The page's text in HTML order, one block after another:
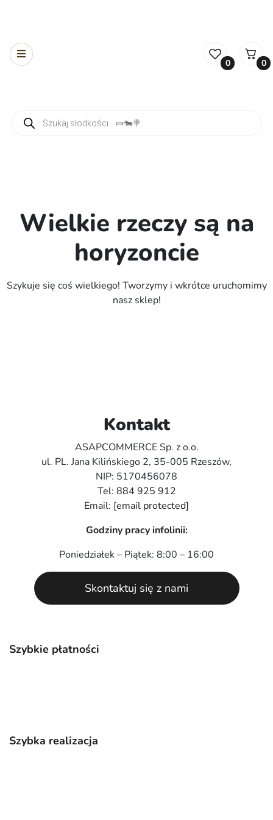
0 0
Wielkie rzeczy są na
horyzoncie
Szykuje się coś wielkiego! Tworzymy i wkrótce uruchomimy
nasz sklep!
Szybkie płatności
Szybka realizacja
Kontakt
ASAPCOMMERCE Sp. z o.o.
ul. PL. Jana Kilińskiego 2, 35-005 Rzeszów,
NIP: 5170456078
Tel: 884 925 912
Email: [email protected]
Godziny pracy infolinii:
Poniedziałek – Piątek: 8:00 – 16:00
Skontaktuj się z nami